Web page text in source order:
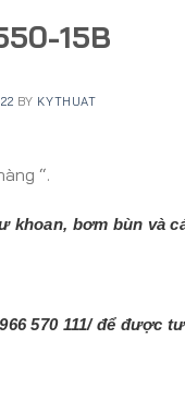
15B
BY KYTHUAT
“.
khoan, bơm bùn và
570 111/ để được